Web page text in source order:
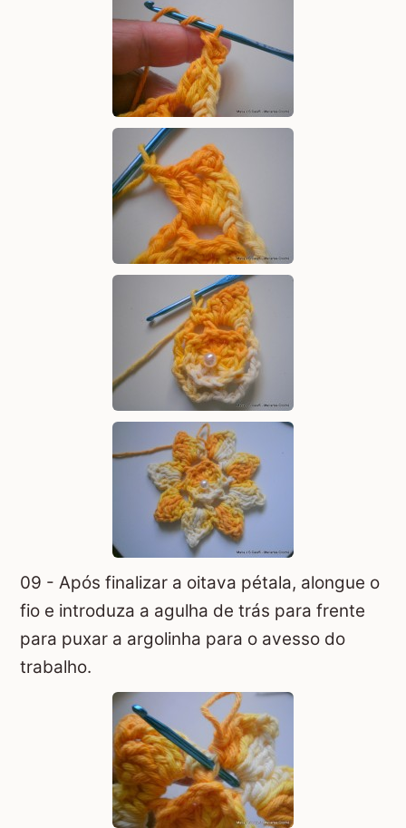
09 - Após finalizar a oitava pétala, alongue o
fio e introduza a agulha de trás para frente
para puxar a argolinha para o avesso do
trabalho.